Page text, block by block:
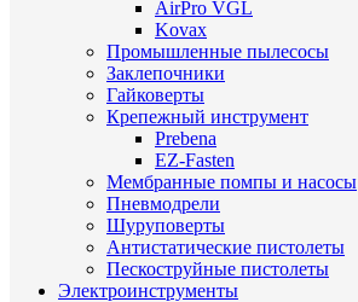
AirPro VGL
Kovax
Промышленные пылесосы
Заклепочники
Гайковерты
Крепежный инструмент
Prebena
EZ-Fasten
Мембранные помпы и насосы
Пневмодрели
Шуруповерты
Антистатические пистолеты
Пескоструйные пистолеты
Электроинструменты